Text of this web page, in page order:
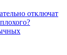
отключат